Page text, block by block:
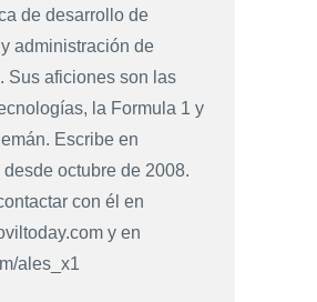
de desarrollo de
administración de
Sus aficiones son las
la Formula 1 y
Escribe en
octubre de 2008.
con él en
y en
ales_x1